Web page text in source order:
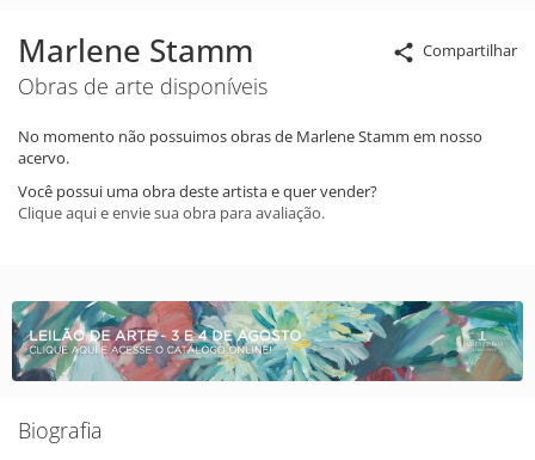
Compartilhar
Marlene Stamm
Obras de arte disponíveis
No momento não possuimos obras de Marlene Stamm em nosso
acervo.
Você possui uma obra deste artista e quer vender?
Clique aqui e envie sua obra para avaliação.
Biografia